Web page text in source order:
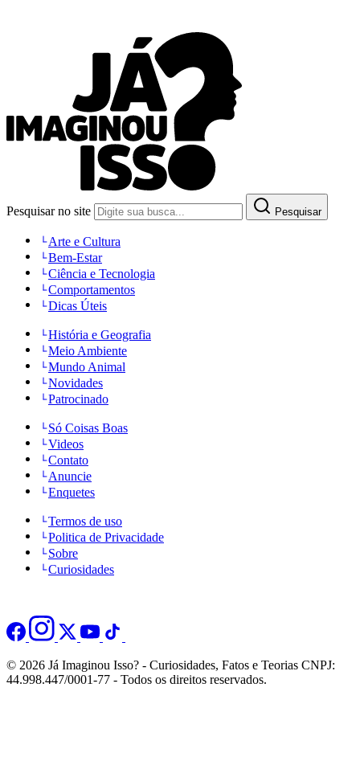
Pesquisar no site Pesquisar
Arte e Cultura
Bem-Estar
Ciência e Tecnologia
Comportamentos
Dicas Úteis
História e Geografia
Meio Ambiente
Mundo Animal
Novidades
Patrocinado
Só Coisas Boas
Videos
Contato
Anuncie
Enquetes
Termos de uso
Politica de Privacidade
Sobre
Curiosidades
© 2026 Já Imaginou Isso? - Curiosidades, Fatos e Teorias CNPJ:
44.998.447/0001-77 - Todos os direitos reservados.